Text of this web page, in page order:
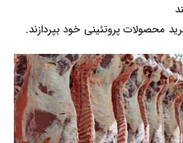
محصولات پروتئینی خود بپردازند.